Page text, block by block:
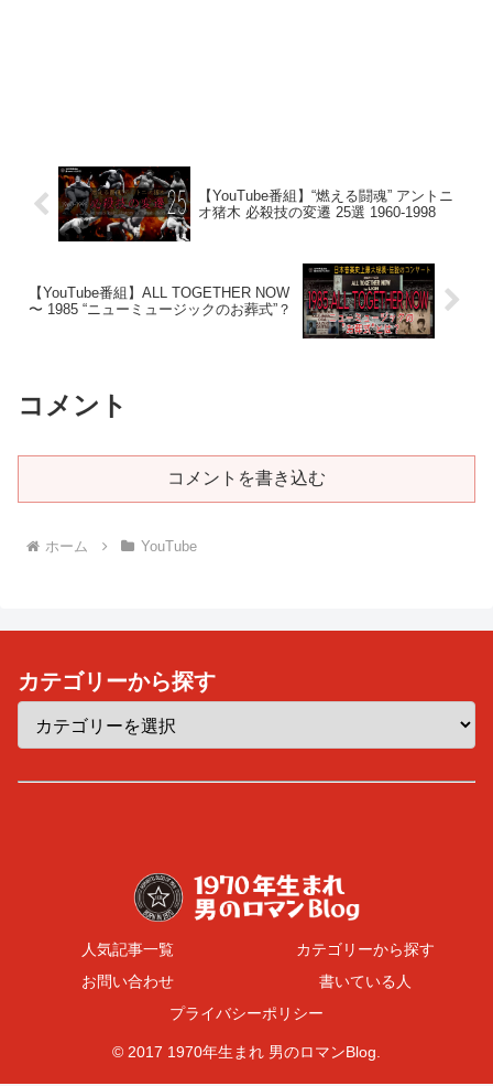
【YouTube番組】“燃える闘魂” アントニ
オ猪木 必殺技の変遷 25選 1960-1998
【YouTube番組】ALL TOGETHER NOW
〜 1985 “ニューミュージックのお葬式”？
コメント
コメントを書き込む
ホーム YouTube
カテゴリーから探す
人気記事一覧
カテゴリーから探す
お問い合わせ
書いている人
プライバシーポリシー
© 2017 1970年生まれ 男のロマンBlog.